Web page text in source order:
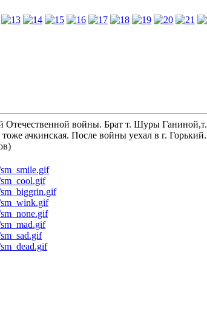
войны. Брат т. Шуры Ганиной,т.
ачкинская. После войны уехал в г. Горький.